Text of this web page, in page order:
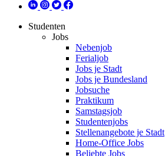
Studenten
Jobs
Nebenjob
Ferialjob
Jobs je Stadt
Jobs je Bundesland
Jobsuche
Praktikum
Samstagsjob
Studentenjobs
Stellenangebote je Stadt
Home-Office Jobs
Beliebte Jobs